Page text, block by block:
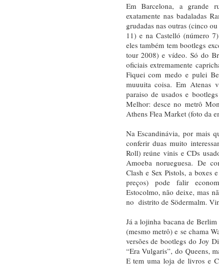
Em Barcelona, a grande
exatamente nas badaladas
grudadas nas outras (cinco
11) e na Castelló (número
eles também tem bootlegs
tour 2008) e vídeo. Só do
oficiais extremamente
Fiquei com medo e pulei
muuuita coisa. Em Atenas
paraiso de usados e
Melhor: desce no metrô
Athens Flea Market (foto da
Na Escandinávia, por mais
conferir duas muito
Roll) reúne vinis e CDs
Amoeba norueguesa. De
Clash e Sex Pistols, a boxes
preços) pode falir
Estocolmo, não deixe, mas
no distrito de Södermalm.
Já a lojinha bacana de
(mesmo metrô) e se chama
versões de bootlegs do Joy
“Era Vulgaris”, do Queens,
E tem uma loja de livros e